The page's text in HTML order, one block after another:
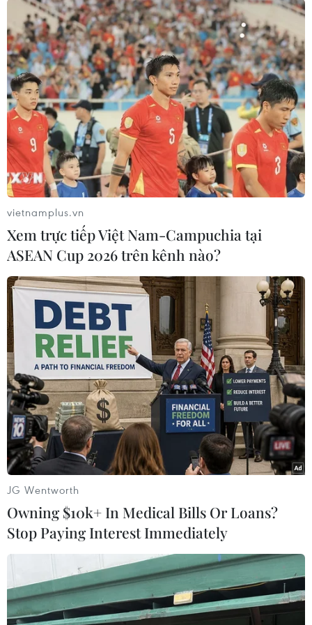
#Máy bay #Không tặc
#Cướp mãy bay
#Afriqiyah Airways
#Libya
#Malta
Theo dõi VietnamPlus
TIN LIÊN QUAN
vietnamplus.vn
Xem trực tiếp Việt Nam-Campuchia tại
ASEAN Cup 2026 trên kênh nào?
JG Wentworth
Owning $10k+ In Medical Bills Or Loans?
Stop Paying Interest Immediately